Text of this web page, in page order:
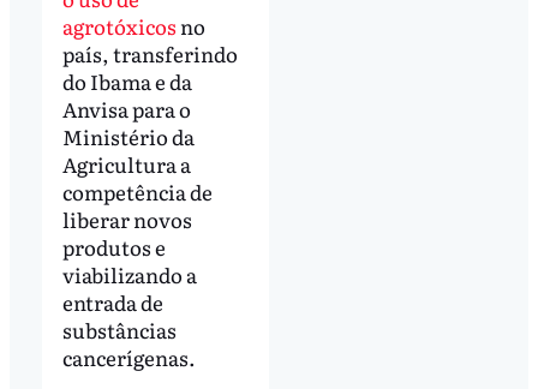
agrotóxicos no
país, transferindo
do Ibama e da
Anvisa para o
Ministério da
Agricultura a
competência de
liberar novos
produtos e
viabilizando a
entrada de
substâncias
cancerígenas.